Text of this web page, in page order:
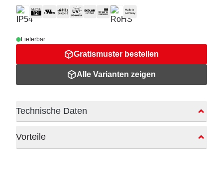
Lieferbar
Gratismuster bestellen
Alle Varianten zeigen
Technische Daten
Vorteile